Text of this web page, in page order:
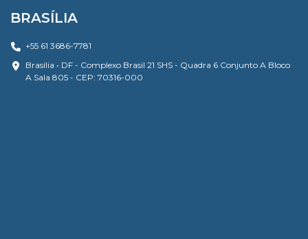
BRASÍLIA
+55 61 3686-7781
Brasília • DF - Complexo Brasil 21 SHS - Quadra 6 Conjunto A Bloco
A Sala 805 - CEP: 70316-000